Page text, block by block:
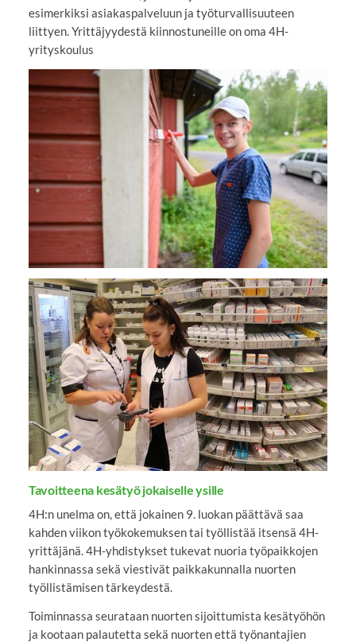
esimerkiksi asiakaspalveluun ja työturvallisuuteen
liittyen. Yrittäjyydestä kiinnostuneille on oma 4H-
yrityskoulus
Tavoitteena kesätyö jokaiselle ysille
4H:n unelma on, että jokainen 9. luokan päättävä saa
kahden viikon työkokemuksen tai työllistää itsensä 4H-
yrittäjänä. 4H-yhdistykset tukevat nuoria työpaikkojen
hankinnassa sekä viestivät paikkakunnalla nuorten
työllistämisen tärkeydestä.
Toiminnassa seurataan nuorten sijoittumista kesätyöhön
ja kootaan palautetta sekä nuorten että työnantajien